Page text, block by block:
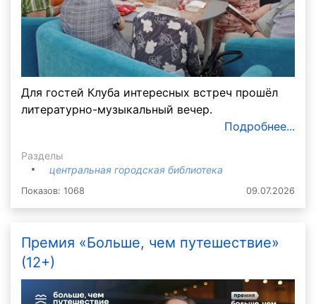
Для гостей Клуба интересных встреч прошёл
литературно-музыкальный вечер.
Подробнее...
Разделы
центральная городская библиотека
Показов: 1068 09.07.2026
Премия «Больше, чем путешествие»
(12+)